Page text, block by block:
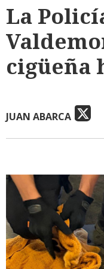
La
cigüeña
JUAN ABARCA